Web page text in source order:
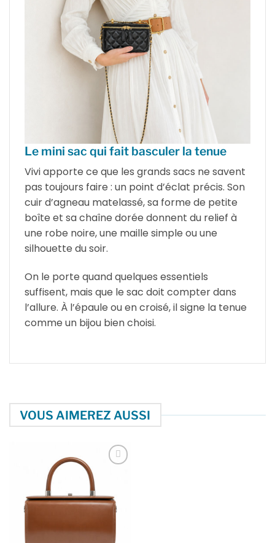
Le mini sac qui fait basculer la tenue
Vivi apporte ce que les grands sacs ne savent
pas toujours faire : un point d’éclat précis. Son
cuir d’agneau matelassé, sa forme de petite
boîte et sa chaîne dorée donnent du relief à
une robe noire, une maille simple ou une
silhouette du soir.
On le porte quand quelques essentiels
suffisent, mais que le sac doit compter dans
l’allure. À l’épaule ou en croisé, il signe la tenue
comme un bijou bien choisi.
VOUS AIMEREZ AUSSI
d’envies